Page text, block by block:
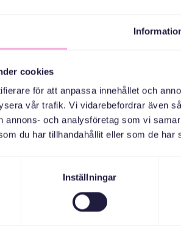
cookies
för att anpassa innehållet och
vår trafik. Vi vidarebefordrar även
annons- och analysföretag som vi
du har tillhandahållit eller som de
Inställningar